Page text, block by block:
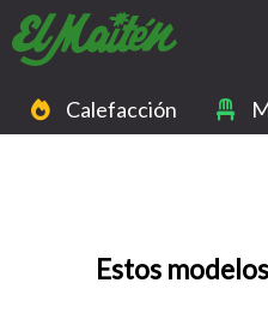
Calefacción
Estos